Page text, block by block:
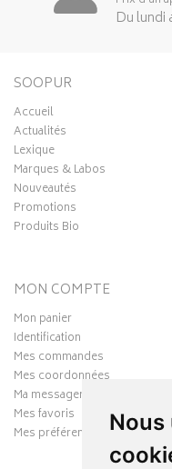
Nous
Du lundi
SOOPUR
Accueil
Actualités
Lexique
Marques & Labos
Nouveautés
Promotions
Produits Bio
MON COMPTE
Mon panier
Identification
Mes commandes
Mes coordonnées
Ma messagerie
Mes favoris
Mes préférences Cookies